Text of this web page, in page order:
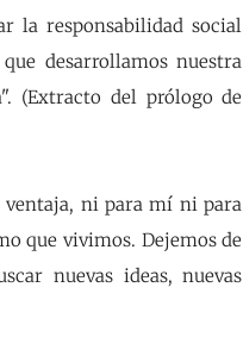
la responsabilidad social
desarrollamos nuestra
(Extracto del prólogo de
ventaja, ni para mí ni para
que vivimos. Dejemos de
nuevas ideas, nuevas